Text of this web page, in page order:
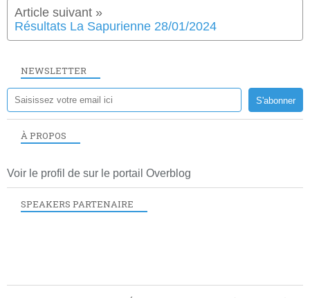
Résultats La Sapurienne 28/01/2024
NEWSLETTER
À PROPOS
Voir le profil de sur le portail Overblog
SPEAKERS PARTENAIRE